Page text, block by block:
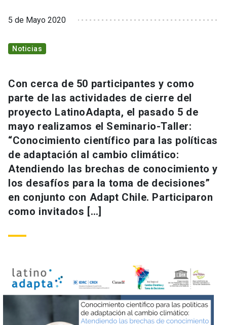
5 de Mayo 2020
Noticias
Con cerca de 50 participantes y como
parte de las actividades de cierre del
proyecto LatinoAdapta, el pasado 5 de
mayo realizamos el Seminario-Taller:
“Conocimiento científico para las políticas
de adaptación al cambio climático:
Atendiendo las brechas de conocimiento y
los desafíos para la toma de decisiones”
en conjunto con Adapt Chile. Participaron
como invitados […]